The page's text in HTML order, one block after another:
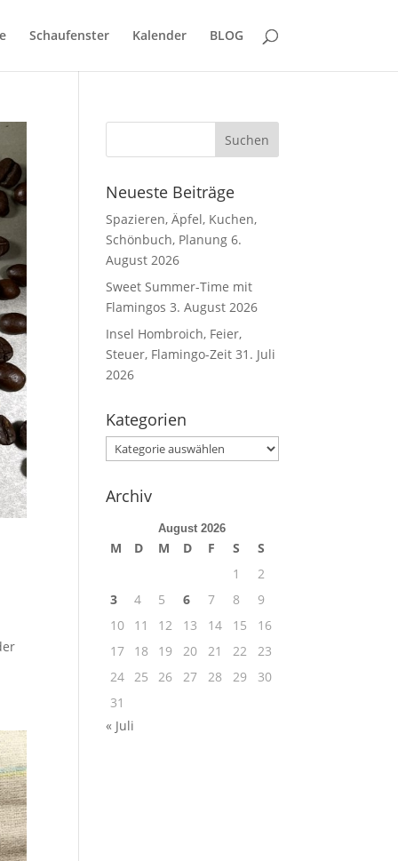
Schaufenster Kalender BLOG
Neueste Beiträge
Spazieren, Äpfel, Kuchen,
Schönbuch, Planung 6.
August 2026
Sweet Summer-Time mit
Flamingos 3. August 2026
Insel Hombroich, Feier,
Steuer, Flamingo-Zeit 31. Juli
2026
Kategorien
Kategorien
Archiv
August 2026
M D M D F S
S
1
2
3
4 5 6 7 8
9
10
11 12 13 14 15
16
17
18 19 20 21 22
23
24 25 26 27 28 29
30
31
« Juli